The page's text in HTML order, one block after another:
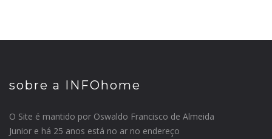
sobre a INFOhome
O Site é mantido por Oswaldo Francisco de Almeida
Junior e há 25 anos está no ar no endereço